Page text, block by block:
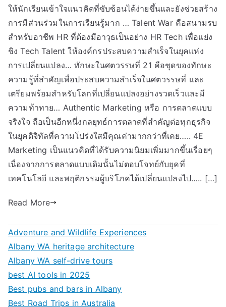
ให้นักเรียนเข้าใจแนวคิดที่ซับซ้อนได้ง่ายขึ้นและยังช่วยสร้าง
การมีส่วนร่วมในการเรียนรู้มาก … Talent War คือสนามรบ
สำหรับอาชีพ HR ที่ต้องมีอาวุธเป็นอย่าง HR Tech เพื่อแย่ง
ชิง Tech Talent ให้องค์กรประสบความสำเร็จในยุคแห่ง
การเปลี่ยนแปลง… ทักษะในศตวรรษที่ 21 คือชุดของทักษะ
ความรู้ที่สำคัญเพื่อประสบความสำเร็จในศตวรรษที่ และ
เตรียมพร้อมสำหรับโลกที่เปลี่ยนแปลงอย่างรวดเร็วและมี
ความท้าทาย… Authentic Marketing หรือ การตลาดแบบ
จริงใจ ถือเป็นอีกหนึ่งกลยุทธ์การตลาดที่สำคัญต่อทุกธุรกิจ
ในยุคดิจิทัลที่ความโปร่งใสมีคุณค่ามากกว่าที่เคย….. 4E
Marketing เป็นแนวคิดที่ได้รับความนิยมเพิ่มมากขึ้นเรื่อยๆ
เนื่องจากการตลาดแบบเดิมนั้นไม่ตอบโจทย์กับยุคที่
เทคโนโลยี และพฤติกรรมผู้บริโภคได้เปลี่ยนแปลงไป….. […]
Read More
Adventure and Wildlife Experiences
Albany WA heritage architecture
Albany WA self-drive tours
best AI tools in 2025
Best pubs and bars in Albany
Best Road Trips in Australia